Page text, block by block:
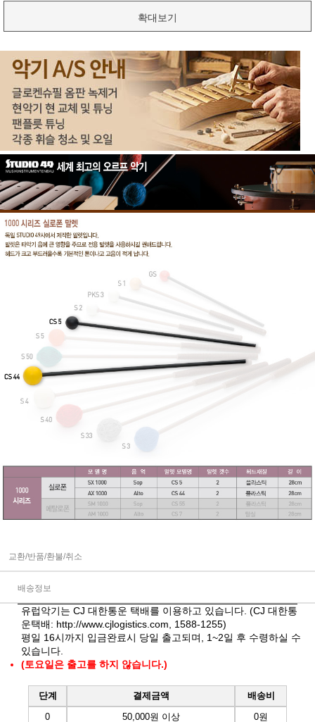
확대보기
교환/반품/환불/취소
배송정보
유럽악기는 CJ 대한통운 택배를 이용하고 있습니다. (CJ 대한통
운택배: http://www.cjlogistics.com, 1588-1255)
평일 16시까지 입금완료시 당일 출고되며, 1~2일 후 수령하실 수
있습니다.
(토요일은 출고를 하지 않습니다.)
단계 결제금액
배송비
0
50,000원 이상
0원